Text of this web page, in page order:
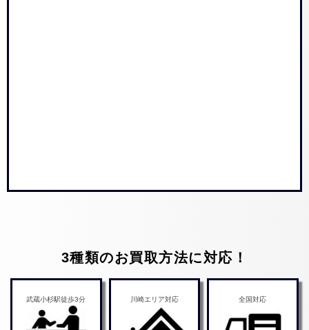
3種類のお買取方法に対応！
武蔵小杉駅徒歩3分 川崎エリア対応 全国対応